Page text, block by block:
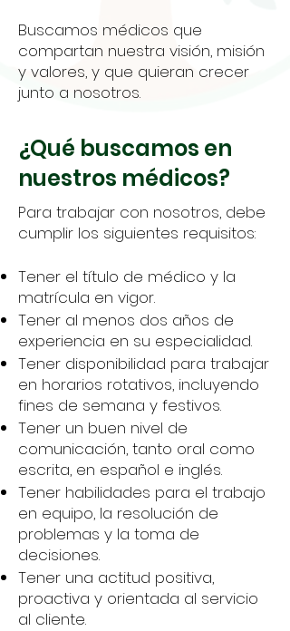
Buscamos médicos que
compartan nuestra visión, misión
y valores, y que quieran crecer
junto a nosotros.
¿Qué buscamos en
nuestros médicos?
Para trabajar con nosotros, debe
cumplir los siguientes requisitos:
Tener el título de médico y la
matrícula en vigor.
Tener al menos dos años de
experiencia en su especialidad.
Tener disponibilidad para trabajar
en horarios rotativos, incluyendo
fines de semana y festivos.
Tener un buen nivel de
comunicación, tanto oral como
escrita, en español e inglés.
Tener habilidades para el trabajo
en equipo, la resolución de
problemas y la toma de
decisiones.
Tener una actitud positiva,
proactiva y orientada al servicio
al cliente.